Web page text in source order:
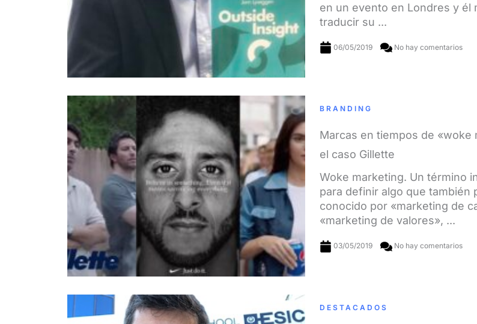
en un evento en Londres y él
traducir su ...
06/05/2019 No hay comentarios
BRANDING
Marcas en tiempos de «woke
el caso Gillette
Woke marketing. Un término
para definir algo que también
conocido por «marketing de
«marketing de valores», ...
03/05/2019 No hay comentarios
DESTACADOS